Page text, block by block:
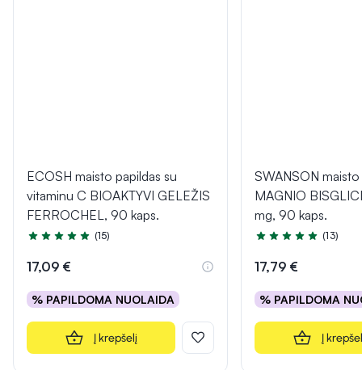
ECOSH maisto papildas su
vitaminu C BIOAKTYVI GELEŽIS
FERROCHEL, 90 kaps.
Įvertinimas 5.0 iš 5
(15)
17,09 €
% PAPILDOMA NUOLAIDA
Į krepšelį
SWANSON
MAGNIO
mg, 90 kaps.
Įvertinimas 4.8 iš 5
(13)
17,79 €
% PAPILDOMA
Į